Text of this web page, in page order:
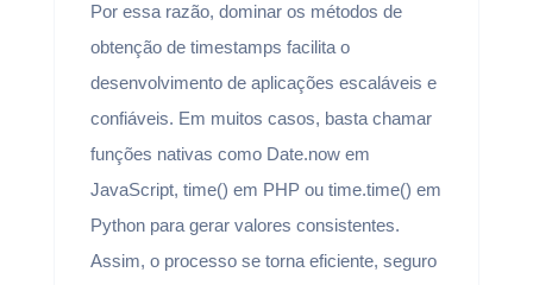
Por essa razão, dominar os métodos de
obtenção de timestamps facilita o
desenvolvimento de aplicações escaláveis e
confiáveis. Em muitos casos, basta chamar
funções nativas como Date.now em
JavaScript, time() em PHP ou time.time() em
Python para gerar valores consistentes.
Assim, o processo se torna eficiente, seguro